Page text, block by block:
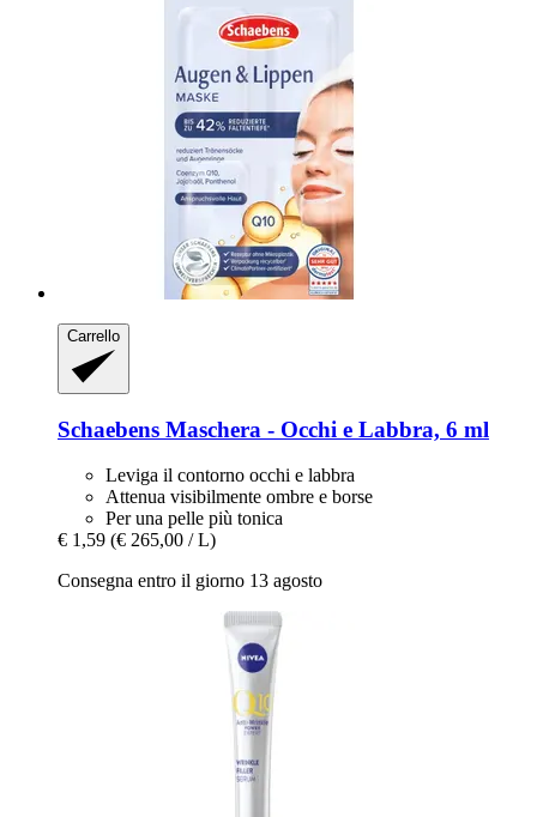
Carrello
Schaebens Maschera -​ Occhi e Labbra, 6 ml
Leviga il contorno occhi e labbra
Attenua visibilmente ombre e borse
Per una pelle più tonica
€ 1,59 (€ 265,00 / L)
Consegna entro il giorno 13 agosto